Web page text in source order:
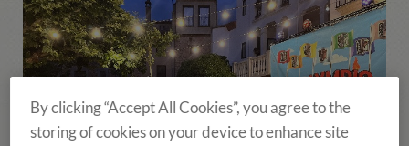
By clicking “Accept All Cookies”, you agree to the
storing of cookies on your device to enhance site